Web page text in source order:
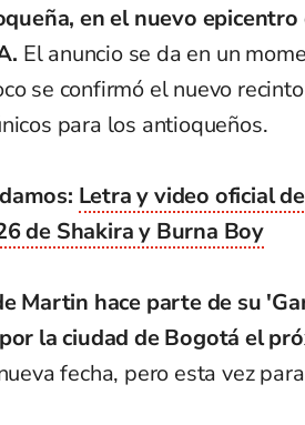
en el nuevo
El anuncio se da en un
se confirmó el nuevo
para los antioqueños.
Letra y video oficial
de Shakira y Burna Boy
Martin hace parte de su
la ciudad de Bogotá el
fecha, pero esta vez